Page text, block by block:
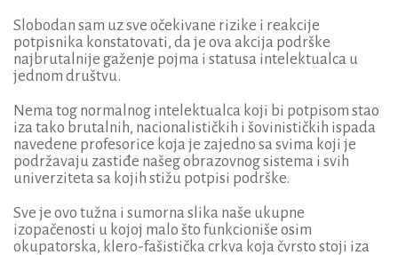
Slobodan sam uz sve očekivane rizike i reakcije
potpisnika konstatovati, da je ova akcija podrške
najbrutalnije gaženje pojma i statusa intelektualca u
jednom društvu.
Nema tog normalnog intelektualca koji bi potpisom stao
iza tako brutalnih, nacionalističkih i šovinističkih ispada
navedene profesorice koja je zajedno sa svima koji je
podržavaju zastiđe našeg obrazovnog sistema i svih
univerziteta sa kojih stižu potpisi podrške.
Sve je ovo tužna i sumorna slika naše ukupne
izopačenosti u kojoj malo što funkcioniše osim
okupatorska, klero-fašistička crkva koja čvrsto stoji iza